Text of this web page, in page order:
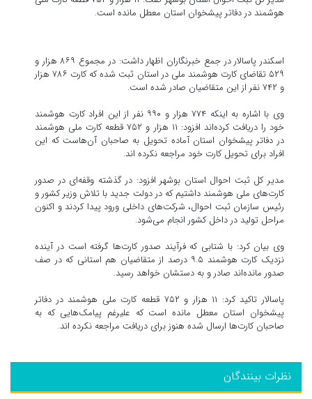
هوشمند در دفاتر پیشخوان استان معطل مانده است.
اسکندر پاسالار در جمع خبرنگاران اظهار داشت: در مجموع ۸۶۹ هزار و
۵۲۹ تقاضای کارت هوشمند ملی در استان ثبت شده که کارت ۷۸۶ هزار
و ۷۴۲ نفر از این متقاضیان صادر شده است.
وی با اشاره به اینکه ۷۷۴ هزار و ۹۹۰ نفر از این افراد کارت هوشمند
خود را دریافت کرده‌اند افزود: ۱۱ هزار و ۷۵۲ قطعه کارت ملی هوشمند
در دفاتر پیشخوان استان آماده تحویل به صاحبان آن‌هاست که این
افراد برای تحویل کارت خود مراجعه نکرده اند.
مدیر کل ثبت احوال استان بوشهر افزود: در گذشته وقفه‌ای در صدور
کارت‌های ملی هوشمند داشتیم که در دولت جدید با تلاش وزیر کشور و
رئیس سازمان ثبت احوال، شرکت‌های داخلی ورود پیدا کردند و اکنون
مراحل تولید در داخل کشور انجام می‌شود.
وی بیان کرد: با شتابی که فرآیند صدور کارت‌ها گرفته است در آینده
نزدیک کارت هوشمند ۹.۵ درصد از متقاضیان هم استانی که در صف
صدور مانده‌اند صادر و به دستشان خواهد رسید.
پاسالار تاکید کرد: ۱۱ هزار و ۷۵۲ قطعه کارت ملی هوشمند در دفاتر
پیشخوان استان معطل مانده است که علیرغم پیامک‌هایی که به
صاحبان کارت‌ها ارسال شده هنوز برای دریافت مراجعه نکرده اند.
نظرات بینندگان